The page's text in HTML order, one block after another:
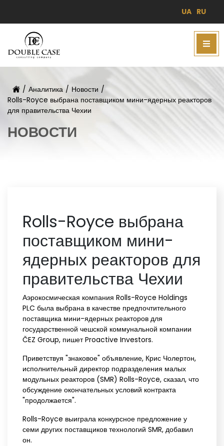
UA RU
/ Аналитика / Новости /
Rolls-Royce выбрана поставщиком мини-ядерных реакторов
для правительства Чехии
НОВОСТИ
Rolls-Royce выбрана
поставщиком мини-
ядерных реакторов для
правительства Чехии
Аэрокосмическая компания Rolls-Royce Holdings
PLC была выбрана в качестве предпочтительного
поставщика мини-ядерных реакторов для
государственной чешской коммунальной компании
ČEZ Group, пишет Proactive Investors.
Приветствуя "знаковое" объявление, Крис Чолертон,
исполнительный директор подразделения малых
модульных реакторов (SMR) Rolls-Royce, сказал, что
обсуждение окончательных условий контракта
"продолжается".
Rolls-Royce выиграла конкурсное предложение у
семи других поставщиков технологий SMR, добавил
он.